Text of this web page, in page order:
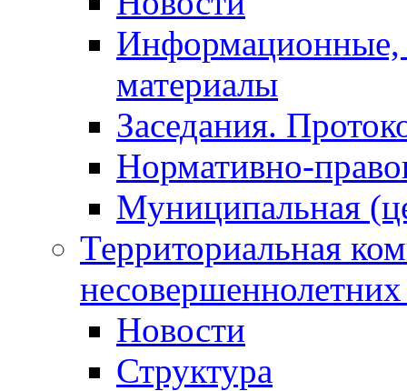
Информационные,
материалы
Заседания.
Нормативно-
Муниципальная
Территориальная
Новости
Структура